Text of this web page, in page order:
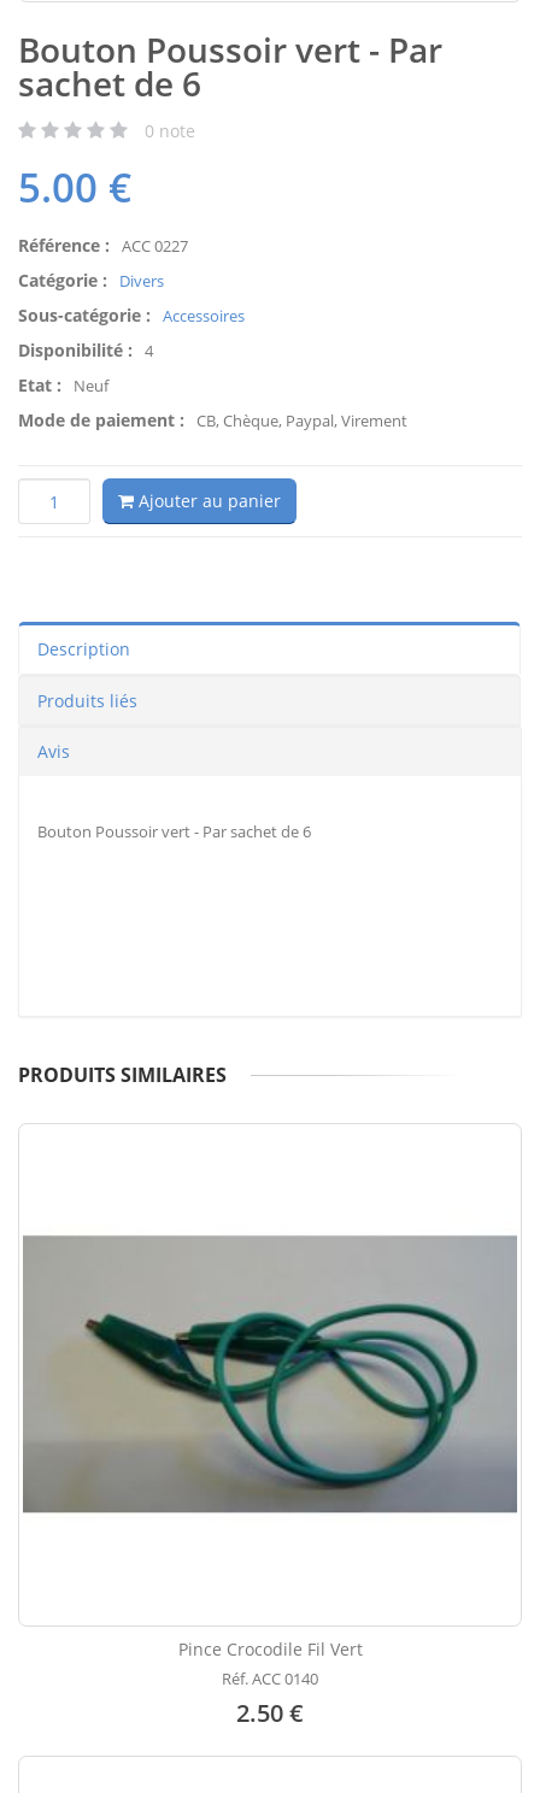
Bouton Poussoir vert - Par
sachet de 6
0 note
5.00 €
Référence : ACC 0227
Catégorie : Divers
Sous-catégorie : Accessoires
Disponibilité : 4
Etat : Neuf
Mode de paiement : CB, Chèque, Paypal, Virement
Ajouter au panier
Description
Produits liés
Avis
Bouton Poussoir vert - Par sachet de 6
PRODUITS SIMILAIRES
Pince Crocodile Fil Vert
Réf. ACC 0140
2.50 €